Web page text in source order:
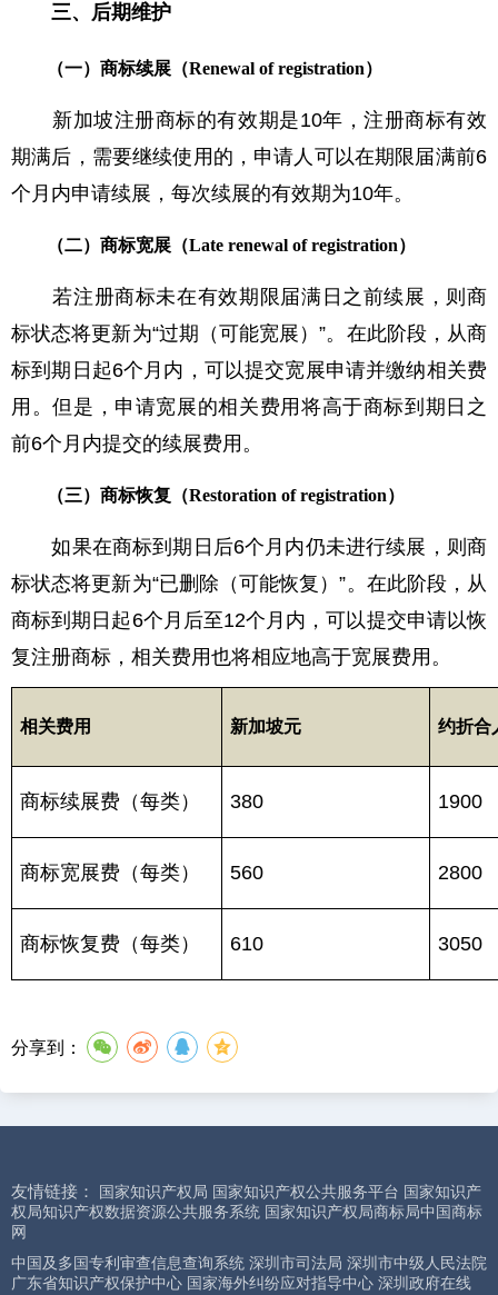
三、后期维护
（一）商标续展（Renewal of registration）
新加坡注册商标的有效期是10年，注册商标有效
期满后，需要继续使用的，申请人可以在期限届满前6
个月内申请续展，每次续展的有效期为10年。
（二）商标宽展（Late renewal of registration）
若注册商标未在有效期限届满日之前续展，则商
标状态将更新为“过期（可能宽展）”。在此阶段，从商
标到期日起6个月内，可以提交宽展申请并缴纳相关费
用。但是，申请宽展的相关费用将高于商标到期日之
前6个月内提交的续展费用。
（三）商标恢复（Restoration of registration）
如果在商标到期日后6个月内仍未进行续展，则商
标状态将更新为“已删除（可能恢复）”。在此阶段，从
商标到期日起6个月后至12个月内，可以提交申请以恢
复注册商标，相关费用也将相应地高于宽展费用。
相关费用 新加坡元 约折合
商标续展费（每类） 380 1900
商标宽展费（每类） 560 2800
商标恢复费（每类） 610 3050
分享到：
友情链接： 国家知识产权局 国家知识产权公共服务平台 国家知识产
权局知识产权数据资源公共服务系统 国家知识产权局商标局中国商标
网
中国及多国专利审查信息查询系统 深圳市司法局 深圳市中级人民法院
广东省知识产权保护中心 国家海外纠纷应对指导中心 深圳政府在线